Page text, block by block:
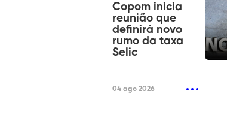
Copom inicia
reunião que
definirá novo
rumo da taxa
Selic
04 ago 2026